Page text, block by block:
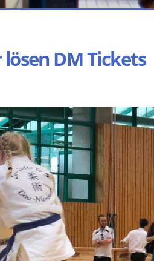
lösen DM Tickets